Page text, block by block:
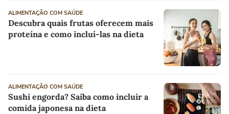
ALIMENTAÇÃO COM SAÚDE
Descubra quais frutas oferecem mais
proteína e como incluí-las na dieta
ALIMENTAÇÃO COM SAÚDE
Sushi engorda? Saiba como incluir a
comida japonesa na dieta